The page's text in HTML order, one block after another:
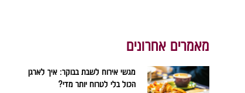
מאמרים אחרונים
מגשי אירוח לשבת בבוקר: איך לארגן
הכול בלי לטרוח יותר מדי?